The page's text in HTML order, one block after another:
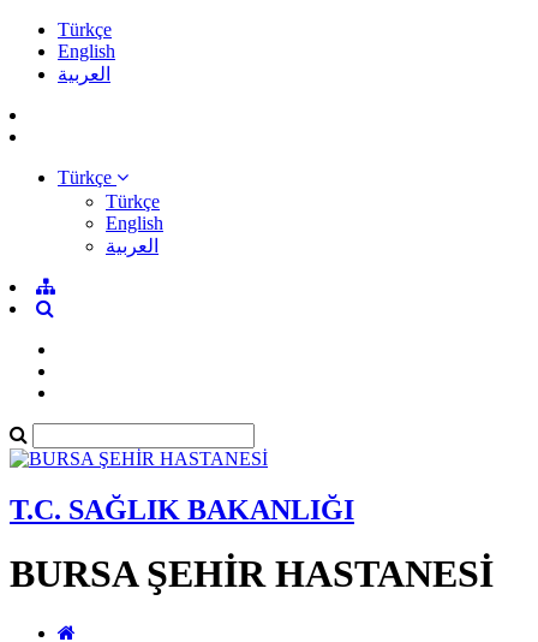
Türkçe
English
العربية
Türkçe
Türkçe
English
العربية
T.C. SAĞLIK BAKANLIĞI
BURSA ŞEHİR HASTANESİ